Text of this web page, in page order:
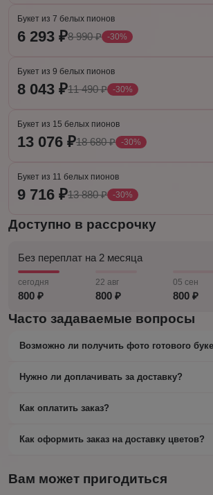
Букет из 7 белых пионов
6 293 ₽8 990 ₽ -30%
Букет из 9 белых пионов
8 043 ₽11 490 ₽ -30%
Букет из 15 белых пионов
13 076 ₽18 680 ₽ -30%
Букет из 11 белых пионов
9 716 ₽13 880 ₽ -30%
Доступно в рассрочку
Без переплат на 2 месяца
сегодня
800 ₽
22 авг
800 ₽
05 сен
800 ₽
Часто задаваемые вопросы
Возможно ли получить фото готового
Нужно ли доплачивать за доставку?
Как оплатить заказ?
Как оформить заказ на доставку цветов?
Вам может пригодиться